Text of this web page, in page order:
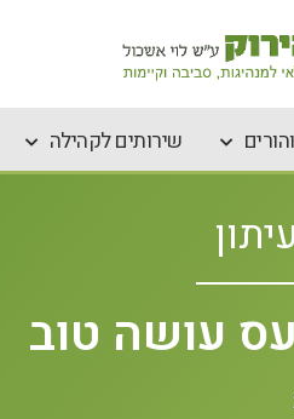
שירותים לקהילה
עושה טוב